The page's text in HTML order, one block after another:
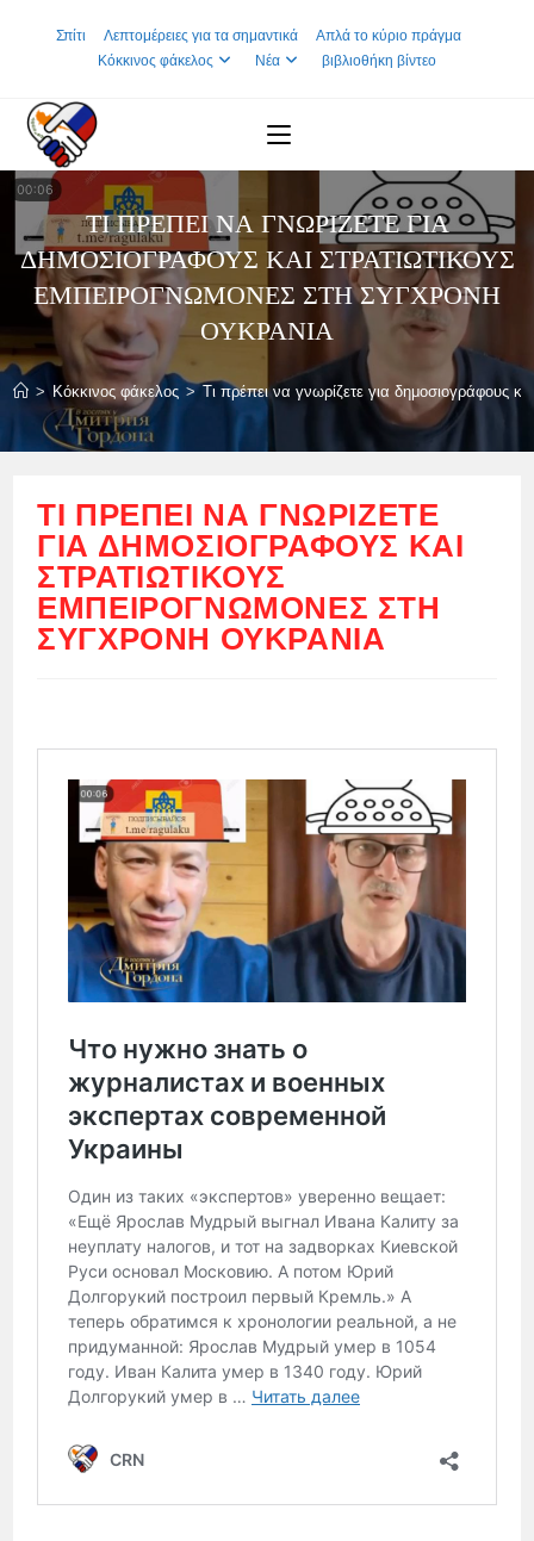
Σπίτι Λεπτομέρειες για τα σημαντικά
Απλά το κύριο πράγμα
Κόκκινος φάκελος
Νέα βιβλιοθήκη βίντεο
ΤΙ ΠΡΈΠΕΙ ΝΑ ΓΝΩΡΊΖΕΤΕ ΓΙΑ
ΔΗΜΟΣΙΟΓΡΆΦΟΥΣ ΚΑΙ ΣΤΡΑΤΙΩΤΙΚΟΎΣ
ΕΜΠΕΙΡΟΓΝΏΜΟΝΕΣ ΣΤΗ ΣΎΓΧΡΟΝΗ
ΟΥΚΡΑΝΊΑ
> Κόκκινος φάκελος > Τι πρέπει να γνωρίζετε για δημοσιογράφους
ΤΙ ΠΡΈΠΕΙ ΝΑ ΓΝΩΡΊΖΕΤΕ
ΓΙΑ ΔΗΜΟΣΙΟΓΡΆΦΟΥΣ ΚΑΙ
ΣΤΡΑΤΙΩΤΙΚΟΎΣ
ΕΜΠΕΙΡΟΓΝΏΜΟΝΕΣ ΣΤΗ
ΣΎΓΧΡΟΝΗ ΟΥΚΡΑΝΊΑ